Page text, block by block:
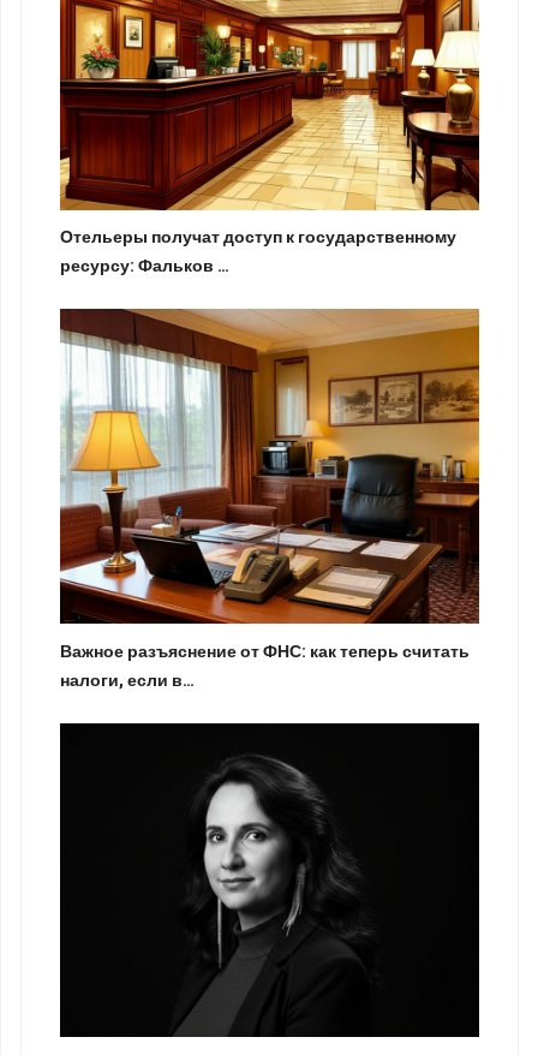
Отельеры получат доступ к государственному
ресурсу: Фальков …
Важное разъяснение от ФНС: как теперь считать
налоги, если в…